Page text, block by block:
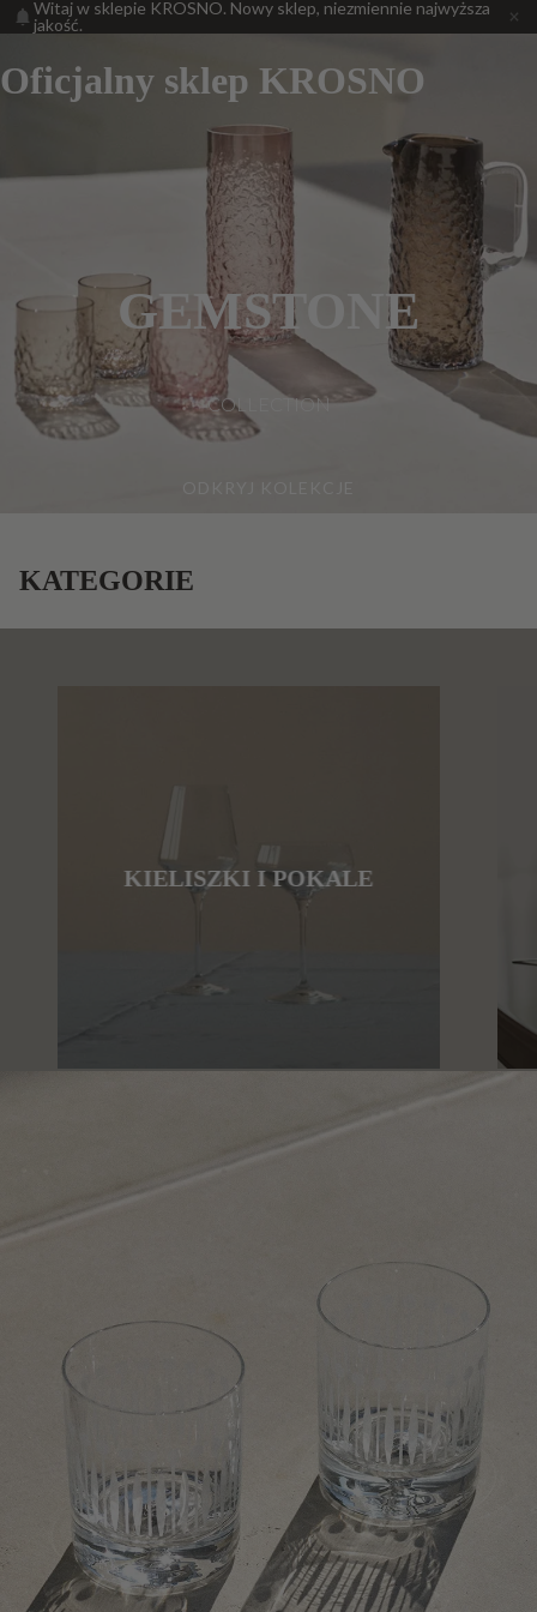
Witaj w sklepie KROSNO. Nowy sklep, niezmiennie najwyższa
jakość.
Oficjalny sklep KROSNO
GEMSTONE
COLLECTION
KATEGORIE
KIELISZKI I POKALE